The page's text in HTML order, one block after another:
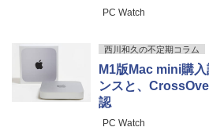
PC Watch
西川和久の不定期コラム
M1版Mac mini購
ンスと、
認
PC Watch